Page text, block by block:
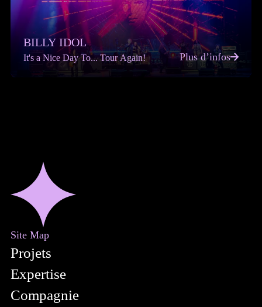
BILLY IDOL
It's a Nice Day To... Tour Again! Plus d’infos
Site Map
Projets
Expertise
Compagnie